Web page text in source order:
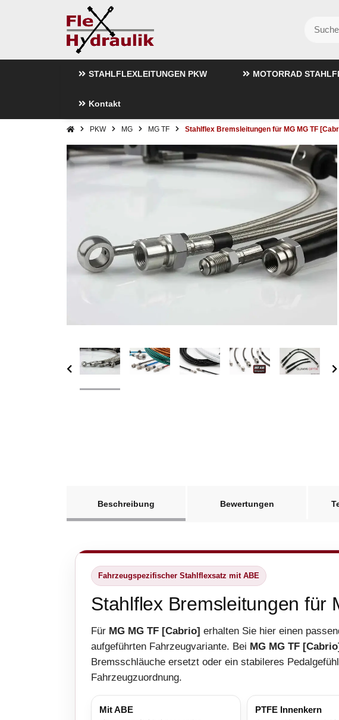
STAHLFLEXLEITUNGEN PKW MOTORRAD
Kontakt
PKW MG MG TF Stahlflex Bremsleitungen für MG MG TF
Beschreibung
Bewertungen
Fahrzeugspezifischer Stahlflexsatz mit ABE
Stahlflex Bremsleitungen für
Für MG MG TF [Cabrio] erhalten Sie hier einen
aufgeführten Fahrzeugvariante. Bei MG MG TF [Cabrio]
Bremsschläuche ersetzt oder ein stabileres
Fahrzeugzuordnung.
Mit ABE PTFE Innenkern